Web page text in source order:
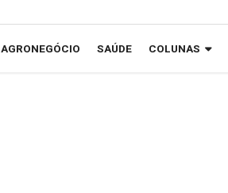
AGRONEGÓCIO SAÚDE COLUNAS